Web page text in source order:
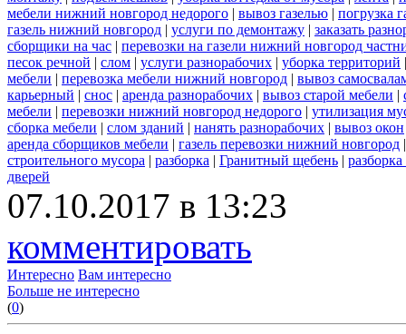
мебели нижний новгород недорого | вывоз газелью | погрузка
газель нижний новгород | услуги по демонтажу | заказать
сборщики на час | перевозки на газели нижний новгород
песок речной | слом | услуги разнорабочих | уборка территорий
мебели | перевозка мебели нижний новгород | вывоз
карьерный | снос | аренда разнорабочих | вывоз старой мебели |
мебели | перевозки нижний новгород недорого | утилизация
сборка мебели | слом зданий | нанять разнорабочих | вывоз окон
аренда сборщиков мебели | газель перевозки нижний новгород
строительного мусора | разборка | Гранитный щебень |
дверей
07.10.2017 в 13:23
комментировать
Интересно Вам интересно
Больше не интересно
(0)